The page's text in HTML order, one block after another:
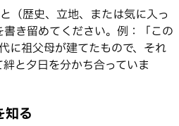
（歴史、立地、または気に入っ
き留めてください。例：「この
に祖父母が建てたもので、それ
と夕日を分かち合っていま
知る